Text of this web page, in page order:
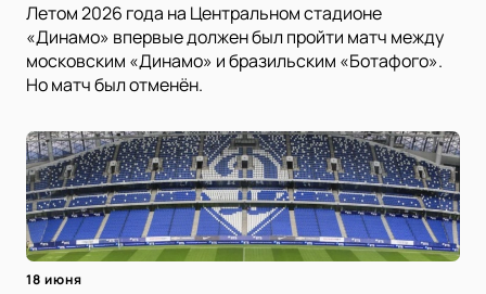
Летом 2026 года на Центральном стадионе
«Динамо» впервые должен был пройти матч между
московским «Динамо» и бразильским «Ботафого».
Но матч был отменён.
18 июня